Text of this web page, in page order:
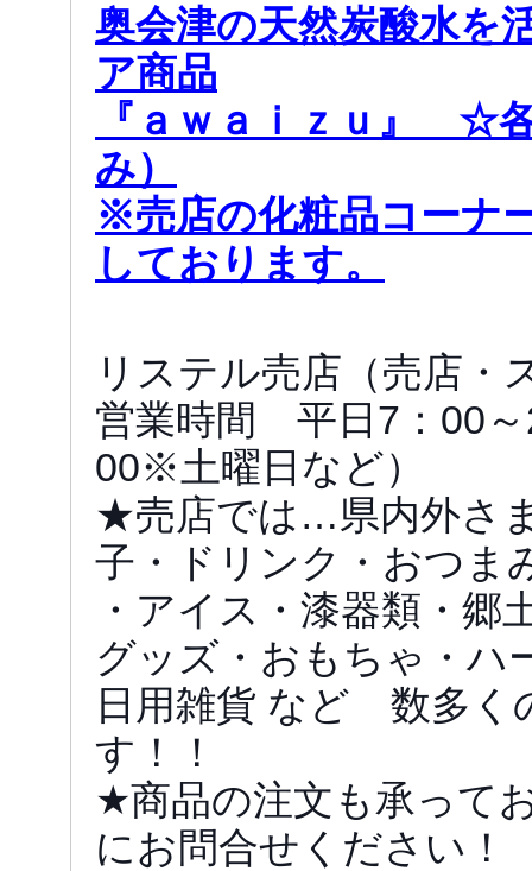
奥会津の天然炭酸水を
ア商品
『ａｗａｉｚｕ』 ☆
み）
※売店の化粧品コーナ
しております。
リステル売店（売店・
営業時間 平日7：00～
00※土曜日など）
★売店では…県内外さ
子・ドリンク・おつま
・アイス・漆器類・郷
グッズ・おもちゃ・ハ
日用雑貨 など 数多く
す！！
★商品の注文も承って
にお問合せください！